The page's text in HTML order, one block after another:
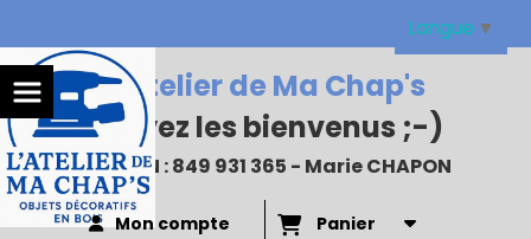
L'Atelier de Ma Chap's
:Soyez les bienvenus ;-)
N°SIREN : 849 931 365 - Marie CHAPON
Mon compte Panier
Langue ▼